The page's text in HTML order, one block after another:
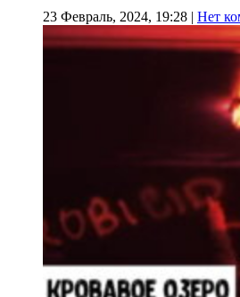
23 Февраль, 2024, 19:28 | Нет